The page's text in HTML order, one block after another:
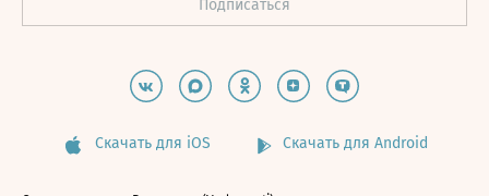
Скачать для iOS Скачать для Android